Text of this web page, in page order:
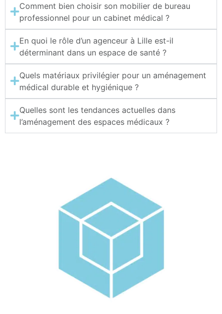
Comment bien choisir son mobilier de bureau
professionnel pour un cabinet médical ?
En quoi le rôle d’un agenceur à Lille est-il
déterminant dans un espace de santé ?
Quels matériaux privilégier pour un aménagement
médical durable et hygiénique ?
Quelles sont les tendances actuelles dans
l’aménagement des espaces médicaux ?